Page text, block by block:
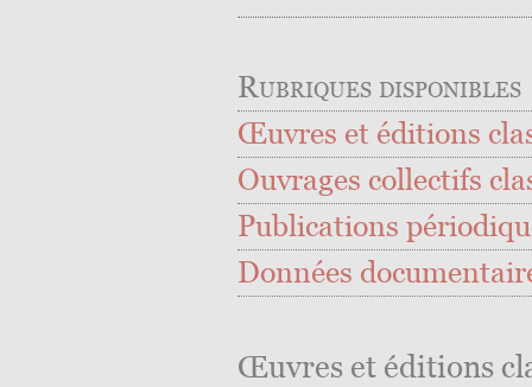
Rubriques disponibles
Œuvres et éditions
Ouvrages collectifs
Publications
Données
Œuvres et éditions